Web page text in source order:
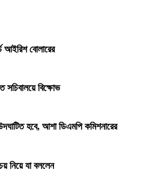
আইরিশ বোলারের
সচিবালয়ে বিক্ষোভ
হবে, আশা ডিএমপি কমিশনারের
নিয়ে যা বললেন